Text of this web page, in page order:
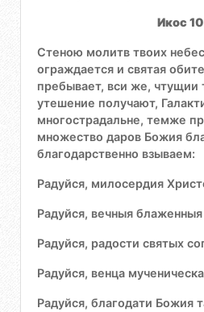
Икос 10
Стеною молитв твоих
ограждается и святая
пребывает, вси же, чтущии
утешение получают,
многострадальне, темже
множество даров Божия
благодарственно взываем:
Радуйся, милосердия
Радуйся, вечныя
Радуйся, радости святых
Радуйся, венца
Радуйся, благодати Божия